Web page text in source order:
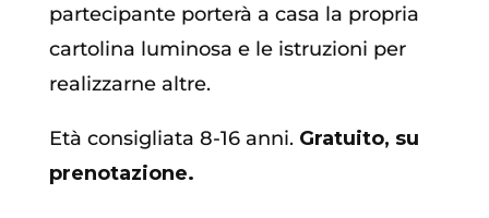
partecipante porterà a casa la propria
cartolina luminosa e le istruzioni per
realizzarne altre.
Età consigliata 8-16 anni. Gratuito, su
prenotazione.